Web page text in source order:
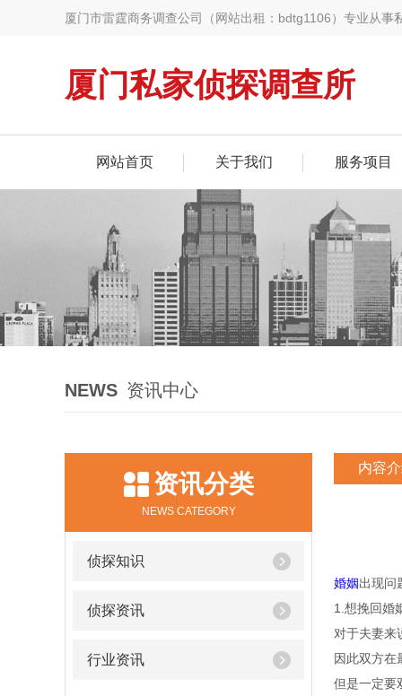
厦门市雷霆商务调查公司（网站出租：bdtg1106）专业从
厦门私家侦探调查所
网站首页 关于我们 服务项目
NEWS 资讯中心
资讯分类
NEWS CATEGORY
侦探知识
侦探资讯
行业资讯
内容
婚姻出现问
1.想挽回婚
对于夫妻来
因此双方在
但是一定要